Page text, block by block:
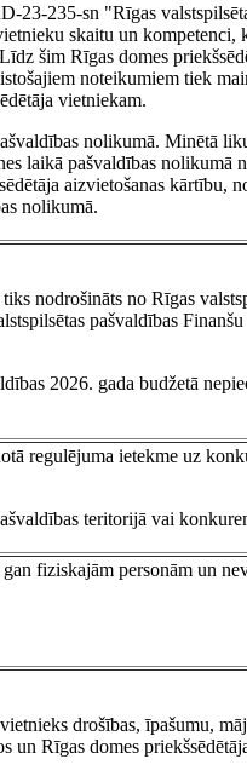
23-235-sn "Rīgas
skaitu un kompetenci,
šim Rīgas domes
noteikumiem tiek
vietniekam.
nolikumā. Minētā
laikā pašvaldības nolikumā
aizvietošanas kārtību,
nolikumā.
nodrošināts no Rīgas
pašvaldības Finanšu
2026. gada budžetā
regulējuma ietekme uz
teritorijā vai
fiziskajām personām un
drošības, īpašumu,
un Rīgas domes